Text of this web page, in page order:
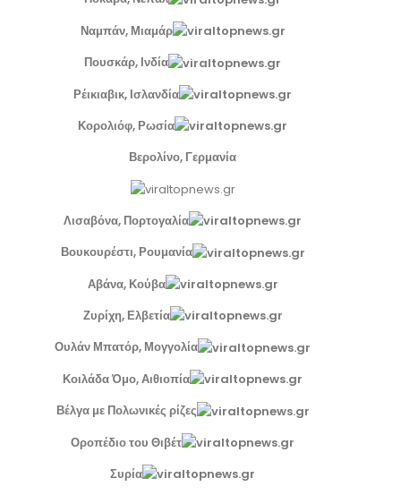
Ναμπάν, Μιαμάρ
Πουσκάρ, Ινδία
Ρέικιαβικ, Ισλανδία
Κορολιόφ, Ρωσία
Βερολίνο, Γερμανία
Λισαβόνα, Πορτογαλία
Βουκουρέστι, Ρουμανία
Αβάνα, Κούβα
Ζυρίχη, Ελβετία
Ουλάν Μπατόρ, Μογγολία
Κοιλάδα Όμο, Αιθιοπία
Βέλγα με Πολωνικές ρίζες
Οροπέδιο του Θιβέτ
Συρία